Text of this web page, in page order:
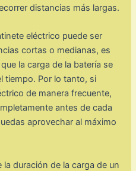
distancias más largas.
eléctrico puede ser
cortas o medianas, es
la carga de la batería se
tiempo. Por lo tanto, si
de manera frecuente,
antes de cada
aprovechar al máximo
duración de la carga de un